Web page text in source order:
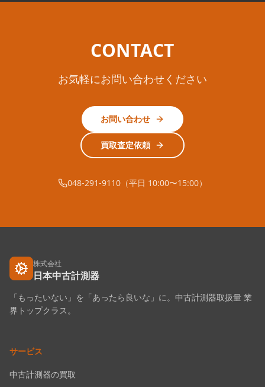
CONTACT
お気軽にお問い合わせください
お問い合わせ
買取査定依頼
048-291-9110（平日 10:00〜15:00）
株式会社
日本中古計測器
「もったいない」を「あったら良いな」に。中古計測器取扱量 業
界トップクラス。
サービス
中古計測器の買取